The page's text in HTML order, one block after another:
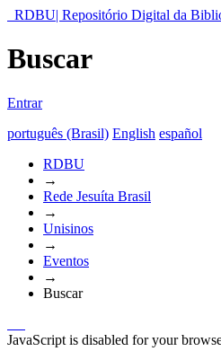
RDBU| Repositório Digital da
Buscar
Entrar
português (Brasil) English español
RDBU
→
Rede Jesuíta Brasil
→
Unisinos
→
Eventos
→
Buscar
JavaScript is disabled for your